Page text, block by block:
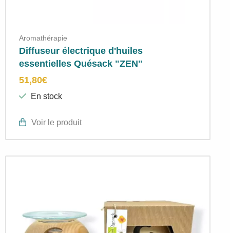
Aromathérapie
Diffuseur électrique d'huiles
essentielles Quésack "ZEN"
51,80€
En stock
Voir le produit